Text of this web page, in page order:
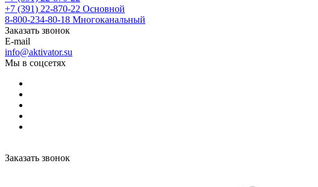
+7 (391) 22-870-22 Основной
8-800-234-80-18 Многоканальный
Заказать звонок
E-mail
info@aktivator.su
Мы в соцсетях
Заказать звонок